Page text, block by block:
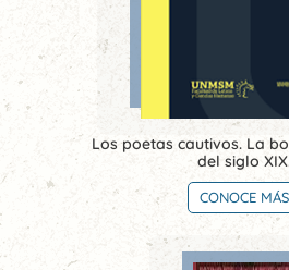
Los poetas cautivos. La
del siglo
CONOCE MÁS